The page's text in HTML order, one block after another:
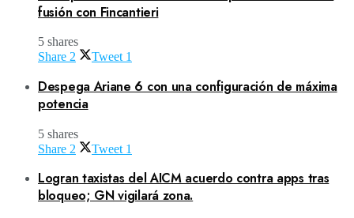
fusión con Fincantieri
5 shares
Share 2 Tweet 1
Despega Ariane 6 con una configuración de máxima
potencia
5 shares
Share 2 Tweet 1
Logran taxistas del AICM acuerdo contra apps tras
bloqueo; GN vigilará zona.